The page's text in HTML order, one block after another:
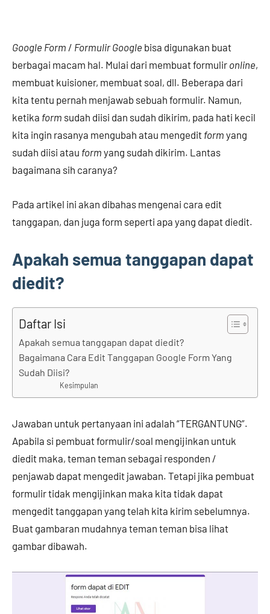
Google Form / Formulir Google bisa digunakan buat
berbagai macam hal. Mulai dari membuat formulir online,
membuat kuisioner, membuat soal, dll. Beberapa dari
kita tentu pernah menjawab sebuah formulir. Namun,
ketika form sudah diisi dan sudah dikirim, pada hati kecil
kita ingin rasanya mengubah atau mengedit form yang
sudah diisi atau form yang sudah dikirim. Lantas
bagaimana sih caranya?
Pada artikel ini akan dibahas mengenai cara edit
tanggapan, dan juga form seperti apa yang dapat diedit.
Apakah semua tanggapan dapat
diedit?
Daftar Isi
Apakah semua tanggapan dapat diedit?
Bagaimana Cara Edit Tanggapan Google Form Yang
Sudah Diisi?
Kesimpulan
Jawaban untuk pertanyaan ini adalah “TERGANTUNG”.
Apabila si pembuat formulir/soal mengijinkan untuk
diedit maka, teman teman sebagai responden /
penjawab dapat mengedit jawaban. Tetapi jika pembuat
formulir tidak mengijinkan maka kita tidak dapat
mengedit tanggapan yang telah kita kirim sebelumnya.
Buat gambaran mudahnya teman teman bisa lihat
gambar dibawah.